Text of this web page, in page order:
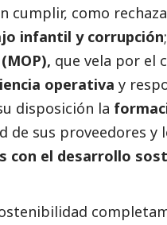
cumplir, como
infantil y corrupción
que vela por el
operativa y
disposición la
sus proveedores y
con el desarrollo